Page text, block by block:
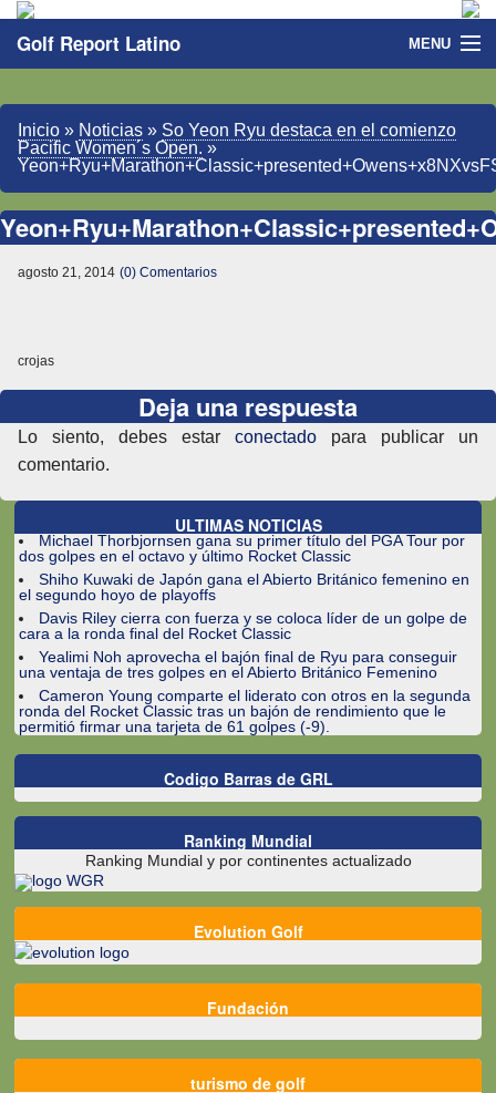
Golf Report Latino MENU
Noticias
Categorias
Inicio » Noticias » So Yeon Ryu destaca en el comienzo
Pacific Women´s Open. »
agosto 21, 2014 (0) Comentarios
crojas
Deja una respuesta
Lo siento, debes estar conectado para publicar un
comentario.
ULTIMAS NOTICIAS
Michael Thorbjornsen gana su primer título del PGA Tour por
dos golpes en el octavo y último Rocket Classic
Shiho Kuwaki de Japón gana el Abierto Británico femenino en
el segundo hoyo de playoffs
Davis Riley cierra con fuerza y ​​se coloca líder de un golpe de
cara a la ronda final del Rocket Classic
Yealimi Noh aprovecha el bajón final de Ryu para conseguir
una ventaja de tres golpes en el Abierto Británico Femenino
Cameron Young comparte el liderato con otros en la segunda
ronda del Rocket Classic tras un bajón de rendimiento que le
permitió firmar una tarjeta de 61 golpes (-9).
Codigo Barras de GRL
Ranking Mundial
Ranking Mundial y por continentes actualizado
Evolution Golf
Fundación
turismo de golf